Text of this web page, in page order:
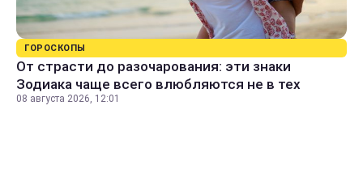
ГОРОСКОПЫ
От страсти до разочарования: эти знаки
Зодиака чаще всего влюбляются не в тех
08 августа 2026, 12:01